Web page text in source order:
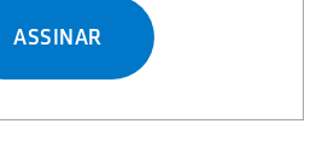
ASSINAR